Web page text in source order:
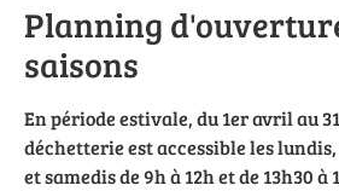
Planning
saisons
En période estivale, du 1er avril au
déchetterie est accessible les
et samedis de 9h à 12h et de 13h30 à